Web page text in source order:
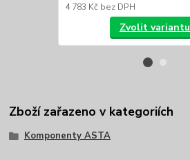
4 783 Kč bez DPH
Zvolit variantu
Zboží zařazeno v kategoriích
Komponenty ASTA